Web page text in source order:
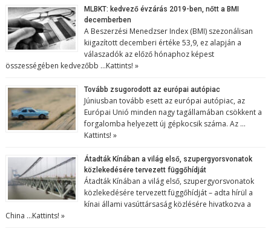
MLBKT: kedvező évzárás 2019-ben, nőtt a BMI
decemberben
A Beszerzési Menedzser Index (BMI) szezonálisan
kiigazított decemberi értéke 53,9, ez alapján a
válaszadók az előző hónaphoz képest
összességében kedvezőbb …Kattints! »
Tovább zsugorodott az európai autópiac
Júniusban tovább esett az európai autópiac, az
Európai Unió minden nagy tagállamában csökkent a
forgalomba helyezett új gépkocsik száma. Az …
Kattints! »
Átadták Kínában a világ első, szupergyorsvonatok
közlekedésére tervezett függőhídját
Átadták Kínában a világ első, szupergyorsvonatok
közlekedésére tervezett függőhídját – adta hírül a
kínai állami vasúttársaság közlésére hivatkozva a
China …Kattints! »